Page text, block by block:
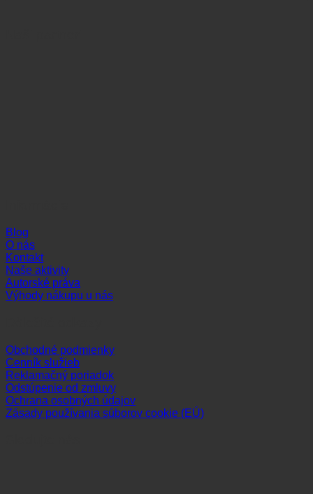
Blog
O nás
Kontakt
Naše aktivity
Autorské práva
Výhody nákupu u nás
Obchodné podmienky
Cenník služieb
Reklamačný poriadok
Odstúpenie od zmluvy
Ochrana osobných údajov
Zásady používania súborov cookie (EÚ)